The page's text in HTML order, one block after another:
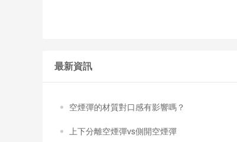
最新資訊
空煙彈的材質對口感有影響嗎？
上下分離空煙彈vs側開空煙彈